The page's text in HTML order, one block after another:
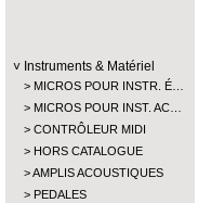
Instruments & Matériel
MICROS POUR INSTR. É…
MICROS POUR INST. AC…
CONTRÔLEUR MIDI
HORS CATALOGUE
AMPLIS ACOUSTIQUES
PEDALES